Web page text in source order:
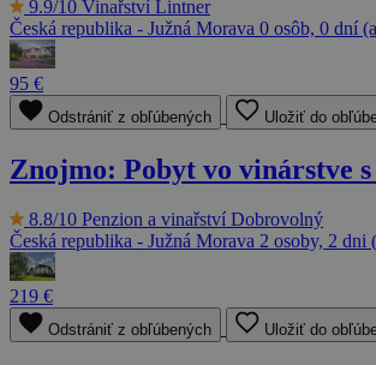
9.9/10 Vinařství Lintner
Česká republika - Južná Morava 0 osôb, 0 dní
95 €
Odstrániť z obľúbených Uložiť do
Znojmo: Pobyt vo vinárstve
8.8/10 Penzion a vinařství Dobrovolný
Česká republika - Južná Morava 2 osoby, 2 dni
219 €
Odstrániť z obľúbených Uložiť do